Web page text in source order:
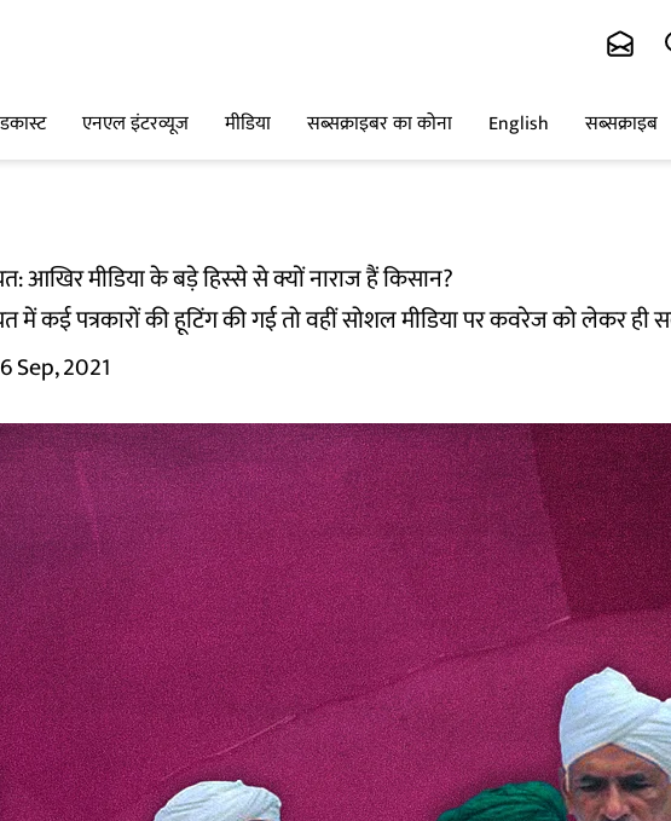
एनएल इंटरव्यूज मीडिया सब्सक्राइबर का कोना English सब्सक्राइब
आखिर मीडिया के बड़े हिस्से से क्यों नाराज हैं किसान?
कई पत्रकारों की हूटिंग की गई तो वहीं सोशल मीडिया पर कवरेज को लेकर ही
Sep, 2021